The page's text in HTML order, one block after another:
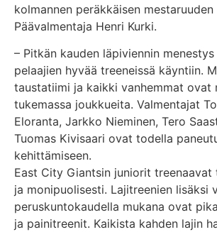
kolmannen peräkkäisen mestaruuden
Päävalmentaja Henri Kurki.
– Pitkän kauden läpiviennin
pelaajien hyvää treeneissä käyntiin.
taustatiimi ja kaikki vanhemmat ovat
tukemassa joukkueita. Valmentajat
Eloranta, Jarkko Nieminen, Tero
Tuomas Kivisaari ovat todella
kehittämiseen.
East City Giantsin juniorit
ja monipuolisesti. Lajitreenien lisäksi
peruskuntokaudella mukana ovat
ja painitreenit. Kaikista kahden lajin